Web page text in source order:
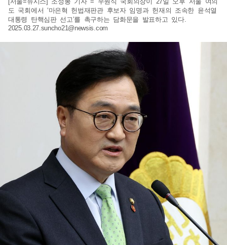
도 국회에서 ‘마은혁 헌법재판관 후보자 임명과 헌재의 조속한 윤석열
대통령 탄핵심판 선고’를 촉구하는 담화문을 발표하고 있다.
2025.03.27.suncho21@newsis.com